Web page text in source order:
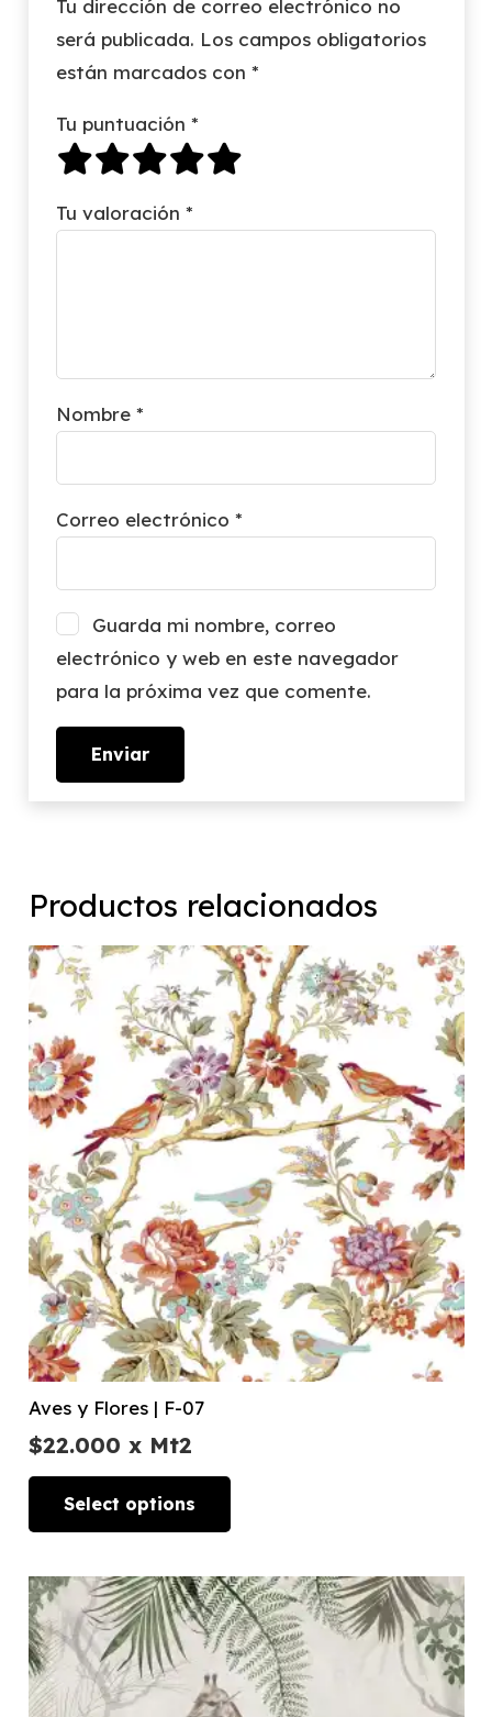
Tu dirección de correo electrónico no
será publicada. Los campos obligatorios
están marcados con *
Tu puntuación *
Tu valoración *
Nombre *
Correo electrónico *
Guarda mi nombre, correo
electrónico y web en este navegador
para la próxima vez que comente.
Productos relacionados
Aves y Flores | F-07
$22.000 x Mt2
Select options